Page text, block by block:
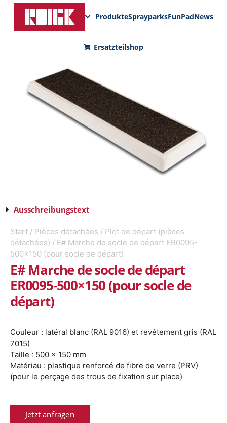
ProdukteSprayparksFunPadNews
Ersatzteilshop
Ausschreibungstext
Start / Pièces détachées / Plot de départ (pièces
détachées) / E# Marche de socle de départ ER0095-
500×150 (pour socle de départ)
E# Marche de socle de départ
ER0095-500×150 (pour socle de
départ)
Couleur : latéral blanc (RAL 9016) et revêtement gris (RAL
7015)
Taille : 500 x 150 mm
Matériau : plastique renforcé de fibre de verre (PRV)
(pour le perçage des trous de fixation sur place)
Jetzt anfragen